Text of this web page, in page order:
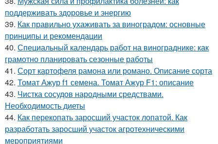
поддерживать здоровье и энергию
39. Как правильно ухаживать за виноградом: основные
принципы и рекомендации
40. Специальный календарь работ на винограднике: как
грамотно планировать сезонные работы
41. Сорт картофеля рамона или романо. Описание сорта
42. Томат Ажур f1 семена. Томат Ажур F1: описание
43. Чистка сосудов народными средствами.
Необходимость диеты
44. Как перекопать заросший участок лопатой. Как
разработать заросший участок агротехническими
мероприятиями